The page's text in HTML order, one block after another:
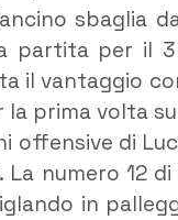
sbaglia
partita per il
il vantaggio
prima volta
offensive di
numero 12
in